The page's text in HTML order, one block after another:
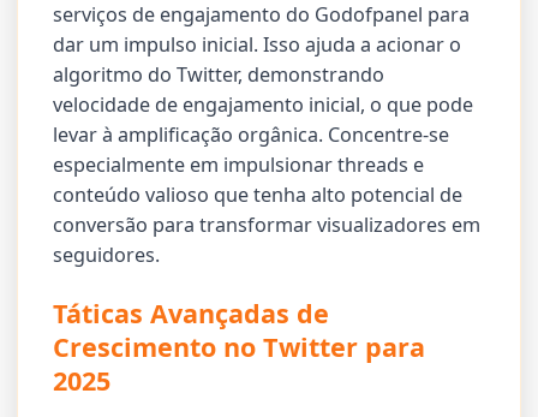
serviços de engajamento do Godofpanel para
dar um impulso inicial. Isso ajuda a acionar o
algoritmo do Twitter, demonstrando
velocidade de engajamento inicial, o que pode
levar à amplificação orgânica. Concentre-se
especialmente em impulsionar threads e
conteúdo valioso que tenha alto potencial de
conversão para transformar visualizadores em
seguidores.
Táticas Avançadas de
Crescimento no Twitter para
2025